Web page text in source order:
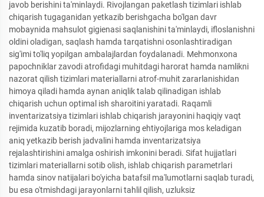
javob berishini ta'minlaydi. Rivojlangan paketlash tizimlari ishlab
chiqarish tugaganidan yetkazib berishgacha bo'lgan davr
mobaynida mahsulot gigienasi saqlanishini ta'minlaydi, ifloslanishni
oldini oladigan, saqlash hamda tarqatishni osonlashtiradigan
sig'imi to'liq yopilgan ambalajlardan foydalanadi. Mehmonxona
papochniklar zavodi atrofidagi muhitdagi harorat hamda namlikni
nazorat qilish tizimlari materiallarni atrof-muhit zararlanishidan
himoya qiladi hamda aynan aniqlik talab qilinadigan ishlab
chiqarish uchun optimal ish sharoitini yaratadi. Raqamli
inventarizatsiya tizimlari ishlab chiqarish jarayonini haqiqiy vaqt
rejimida kuzatib boradi, mijozlarning ehtiyojlariga mos keladigan
aniq yetkazib berish jadvalini hamda inventarizatsiya
rejalashtirishini amalga oshirish imkonini beradi. Sifat hujjatlari
tizimlari materiallarni sotib olish, ishlab chiqarish parametrlari
hamda sinov natijalari bo'yicha batafsil ma'lumotlarni saqlab turadi,
bu esa o'tmishdagi jarayonlarni tahlil qilish, uzluksiz